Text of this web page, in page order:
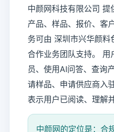
中颜网科技有限公司
产品、样品、报价、客
务可由 深圳市兴华颜料
合作业务团队支持。 用
员、使用AI问答、查询
请样品、申请供应商入
表示用户已阅读、理解
中颜网的定位是：合